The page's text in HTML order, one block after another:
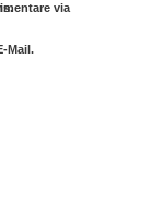
via
Mail.